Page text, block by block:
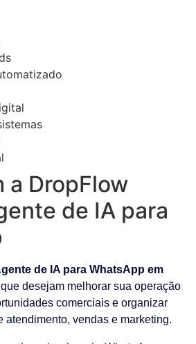
a DropFlow
de IA para
de IA para WhatsApp em
desejam melhorar sua operação
comerciais e organizar
atendimento, vendas e marketing.